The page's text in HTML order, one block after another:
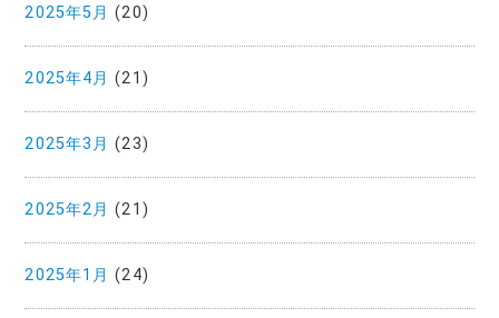
2025年5月 (20)
2025年4月 (21)
2025年3月 (23)
2025年2月 (21)
2025年1月 (24)